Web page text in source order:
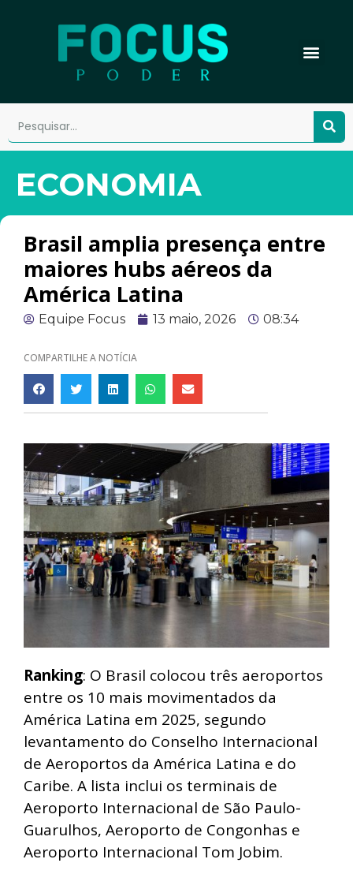
ECONOMIA
Brasil amplia presença entre
maiores hubs aéreos da
América Latina
Equipe Focus 13 maio, 2026 08:34
COMPARTILHE A NOTÍCIA
Ranking: O Brasil colocou três aeroportos
entre os 10 mais movimentados da
América Latina em 2025, segundo
levantamento do Conselho Internacional
de Aeroportos da América Latina e do
Caribe. A lista inclui os terminais de
Aeroporto Internacional de São Paulo-
Guarulhos, Aeroporto de Congonhas e
Aeroporto Internacional Tom Jobim.